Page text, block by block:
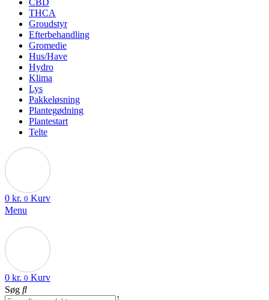
THCA
Groudstyr
Efterbehandling
Gromedie
Hus/Have
Hydro
Klima
Lys
Pakkeløsning
Plantegødning
Plantestart
Telte
0 kr. 0 Kurv
Menu
0 kr. 0 Kurv
Søg